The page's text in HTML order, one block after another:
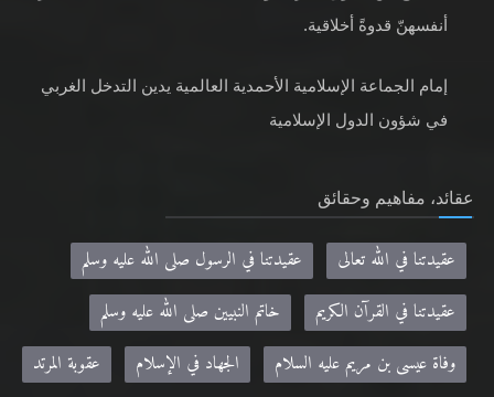
أنفسهنّ قدوةً أخلاقية.
إمام الجماعة الإسلامية الأحمدية العالمية يدين التدخل الغربي
في شؤون الدول الإسلامية
عقائد، مفاهيم وحقائق
عقيدتنا في الله تعالى
عقيدتنا في الرسول صلى الله عليه وسلم
عقيدتنا في القرآن الكريم
خاتم النبيين صلى الله عليه وسلم
وفاة عيسى بن مريم عليه السلام
الجهاد في الإسلام
عقوبة المرتد